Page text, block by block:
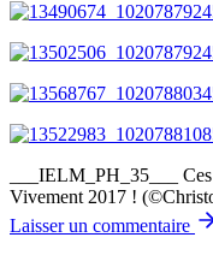
___IELM_PH_35___
Vivement 2017 !
Laisser un commentaire